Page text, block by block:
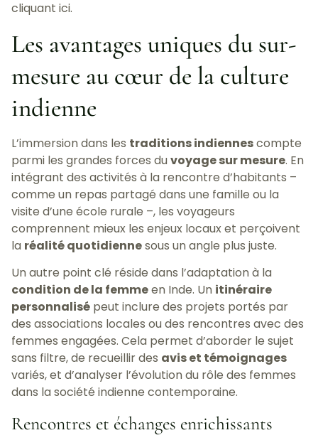
cliquant ici.
Les avantages uniques du sur-
mesure au cœur de la culture
indienne
L’immersion dans les traditions indiennescompte
parmi les grandes forces duvoyage sur mesure. En
intégrant des activités à la rencontre d’habitants –
comme un repas partagé dans une famille ou la
visite d’une école rurale –, les voyageurs
comprennent mieux les enjeux locaux et perçoivent
la réalité quotidiennesous un angle plus juste.
Un autre point clé réside dans l’adaptation à la
condition de la femmeen Inde. Un itinéraire
personnalisé peut inclure des projets portés par
des associations locales ou des rencontres avec des
femmes engagées. Cela permet d’aborder le sujet
sans filtre, de recueillir des avis et témoignages
variés, et d’analyser l’évolution du rôle des femmes
dans la société indienne contemporaine.
Rencontres et échanges enrichissants